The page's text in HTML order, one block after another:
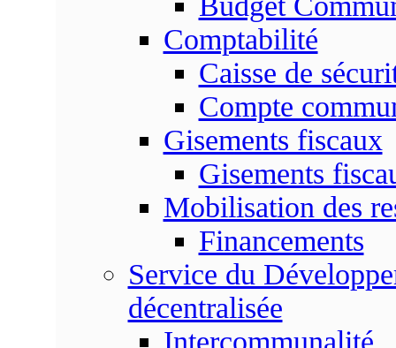
Comptabilité
Caisse de
Compte
Gisements fiscaux
Gisements
Mobilisation des
Financements
Service du
décentralisée
Intercommunalité